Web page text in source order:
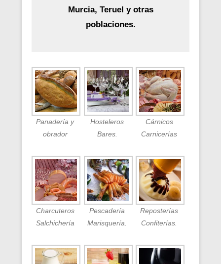
Murcia, Teruel y otras
poblaciones.
Panadería y
obrador
Hosteleros
Bares.
Cárnicos
Carnicerías
Charcuteros
Salchichería
Pescadería
Marisquería.
Reposterías
Confiterías.